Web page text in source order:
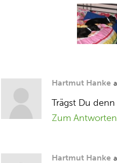
Hartmut Hanke
Trägst Du
Zum
Hartmut Hanke